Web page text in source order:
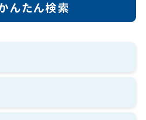
んたん検索